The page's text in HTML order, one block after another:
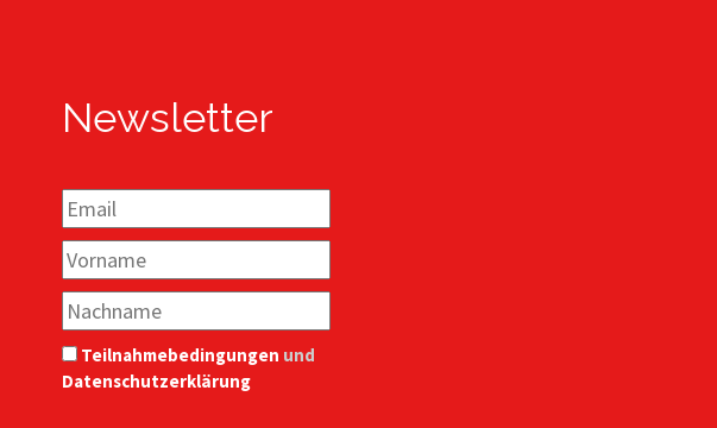
Newsletter
Teilnahmebedingungen und
Datenschutzerklärung